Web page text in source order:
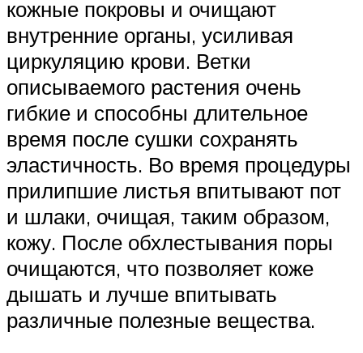
кожные покровы и очищают
внутренние органы, усиливая
циркуляцию крови. Ветки
описываемого растения очень
гибкие и способны длительное
время после сушки сохранять
эластичность. Во время процедуры
прилипшие листья впитывают пот
и шлаки, очищая, таким образом,
кожу. После обхлестывания поры
очищаются, что позволяет коже
дышать и лучше впитывать
различные полезные вещества.